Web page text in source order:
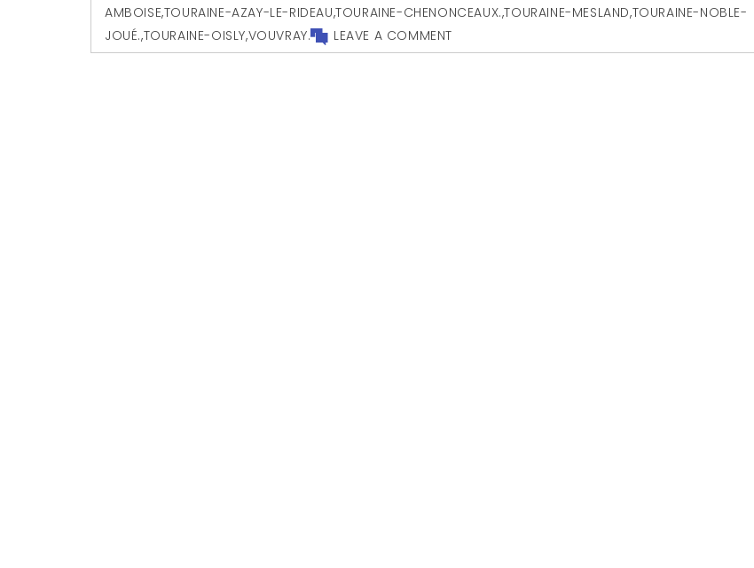
AMBOISE,TOURAINE-AZAY-LE-RIDEAU,TOURAINE-CHENONCEAUX.,TOURAINE-MESLAND,TOURAINE-NOBLE-
JOUÉ.,TOURAINE-OISLY,VOUVRAY. LEAVE A COMMENT